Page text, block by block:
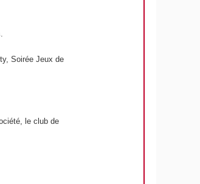
Soirée Jeux de
le club de